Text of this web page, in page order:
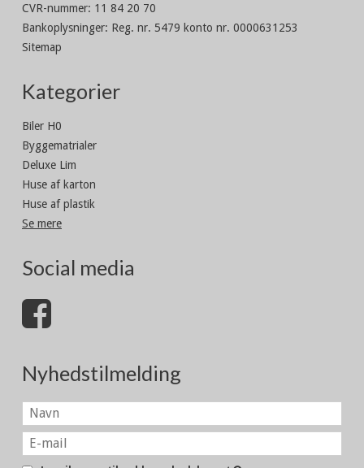
CVR-nummer: 11 84 20 70
Bankoplysninger: Reg. nr. 5479 konto nr. 0000631253
Sitemap
Kategorier
Biler H0
Byggematrialer
Deluxe Lim
Huse af karton
Huse af plastik
Se mere
Social media
Nyhedstilmelding